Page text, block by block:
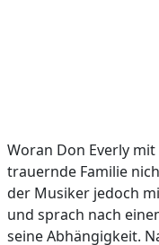
Woran Don Everly
trauernde Familie
der Musiker jedoch
und sprach nach
seine Abhängigkeit.